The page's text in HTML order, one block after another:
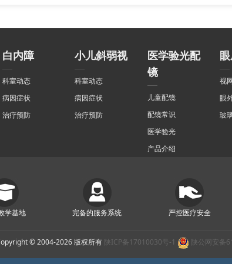
白内障
科室动态
病因症状
治疗预防
小儿斜弱视
科室动态
病因症状
治疗预防
医学验光配
镜
儿童配镜
配镜常识
医学验光
产品介绍
视
眼
玻
学基地 完备的服务系统 严控医疗安全
© 2004-2026 版权所有 陕ICP备17010030号-1 陕公网安备